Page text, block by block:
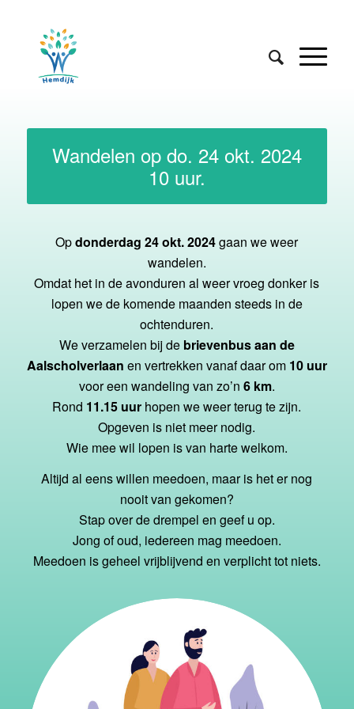
Wandelen op do. 24 okt. 2024
10 uur.
Opdonderdag 24 okt. 2024gaan we weer
wandelen.
Omdat het in de avonduren al weer vroeg donker is
lopen we de komende maanden steeds in de
ochtenduren.
We verzamelen bij de brievenbus aan de
Aalscholverlaan en vertrekken vanaf daar om 10 uur
voor een wandeling van zo’n 6 km.
Rond 11.15 uur hopen we weer terug te zijn.
Opgeven is niet meer nodig.
Wie mee wil lopen is van harte welkom.
Altijd al eens willen meedoen, maar is het er nog
nooit van gekomen?
Stap over de drempel en geef u op.
Jong of oud, iedereen mag meedoen.
Meedoen is geheel vrijblijvend en verplicht tot niets.